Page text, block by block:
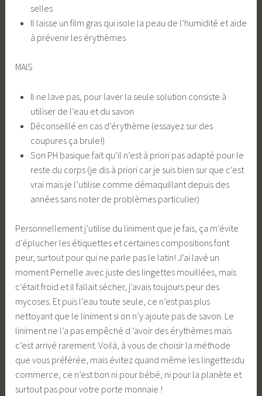
selles
Il laisse un film gras qui isole la peau de l’humidité et aide
à prévenir les érythèmes
MAIS
Il ne lave pas, pour laver la seule solution consiste à
utiliser de l’eau et du savon
Déconseillé en cas d’érythème (essayez sur des
coupures ça brule!)
Son PH basique fait qu’il n’est à priori pas adapté pour le
reste du corps (je dis à priori car je suis bien sur que c’est
vrai mais je l’utilise comme démaquillant depuis des
années sans noter de problèmes particulier)
Personnellement j’utilise du liniment que je fais, ça m’évite
d’éplucher les étiquettes et certaines compositions font
peur, surtout pour qui ne parle pas le latin! J’ai lavé un
moment Pernelle avec juste des lingettes mouillées, mais
c’était froid et il fallait sécher, j’avais toujours peur des
mycoses. Et puis l’eau toute seule, ce n’est pas plus
nettoyant que le liniment si on n’y ajoute pas de savon. Le
liniment ne l’a pas empêché d ‘avoir des érythèmes mais
c’est arrivé rarement. Voilà, à vous de choisir la méthode
que vous préférée, mais évitez quand même les lingettesdu
commerce, ce n’est bon ni pour bébé, ni pour la planète et
surtout pas pour votre porte monnaie !